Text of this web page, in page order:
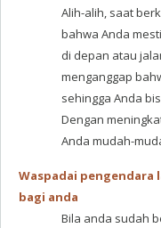
Alih-alih, saat
bahwa Anda
di depan atau
menganggap
sehingga Anda
Dengan
Anda mudah-
Waspadai pengendara
bagi anda
Bila anda sudah